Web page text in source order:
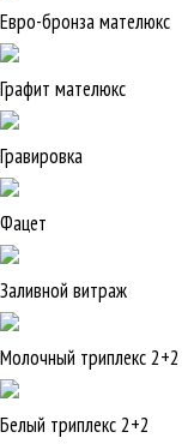
Евро-бронза мателюкс
Графит мателюкс
Гравировка
Фацет
Заливной витраж
Молочный триплекс 2+2
Белый триплекс 2+2